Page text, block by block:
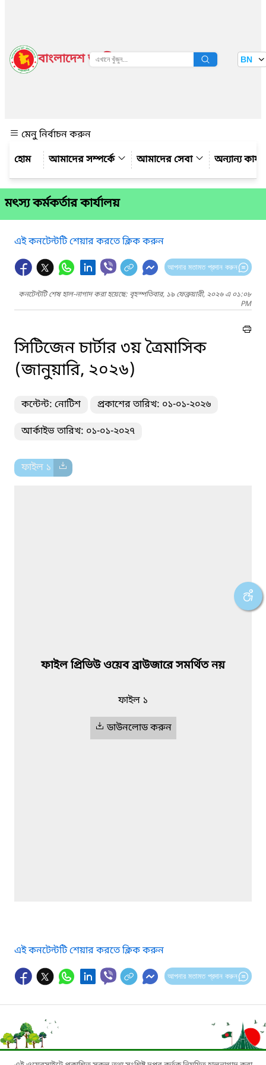
বাংলাদেশ জাতীয় তথ্য বাতায়ন BN
মেনু নির্বাচন করুন
আমাদের সম্পর্কে
আমাদের সেবা অন্যান্য
মৎস্য কর্মকর্তার কার্যালয়
এই কনটেন্টটি শেয়ার করতে ক্লিক করুন
আপনার মতামত প্রদান করুন
কনটেন্টটি শেষ হাল-নাগাদ করা হয়েছে: বৃহস্পতিবার, ১৯ ফেব্রুয়ারী, ২০২৬ এ ০১:০৮
PM
সিটিজেন চার্টার ৩য় ত্রৈমাসিক
(জানুয়ারি, ২০২৬)
কন্টেন্ট: নোটিশ প্রকাশের তারিখ: ০১-০১-২০২৬
আর্কাইভ তারিখ: ০১-০১-২০২৭
ফাইল ১
ফাইল প্রিভিউ ওয়েব ব্রাউজারে সমর্থিত নয়
ফাইল ১
ডাউনলোড করুন
এই কনটেন্টটি শেয়ার করতে ক্লিক করুন
আপনার মতামত প্রদান করুন